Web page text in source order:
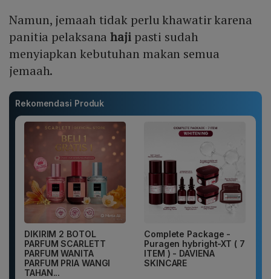
Namun, jemaah tidak perlu khawatir karena
panitia pelaksanahaji pasti sudah
menyiapkan kebutuhan makan semua
jemaah.
Rekomendasi Produk
DIKIRIM 2 BOTOL
PARFUM SCARLETT
PARFUM WANITA
PARFUM PRIA WANGI
TAHAN...
Complete Package -
Puragen hybright-XT ( 7
ITEM ) - DAVIENA
SKINCARE